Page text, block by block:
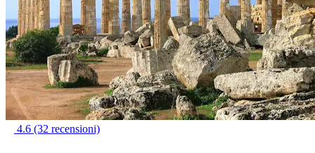
4.6 (32 recensioni)